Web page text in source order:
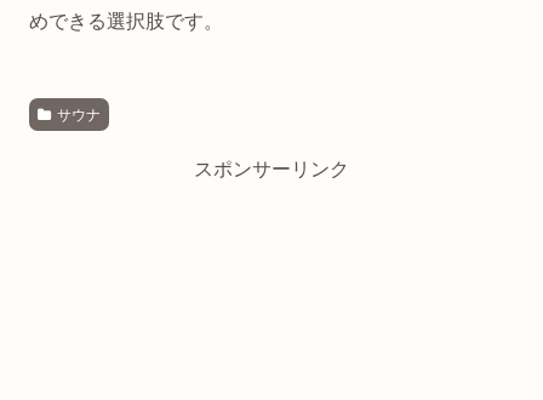
めできる選択肢です。
サウナ
スポンサーリンク